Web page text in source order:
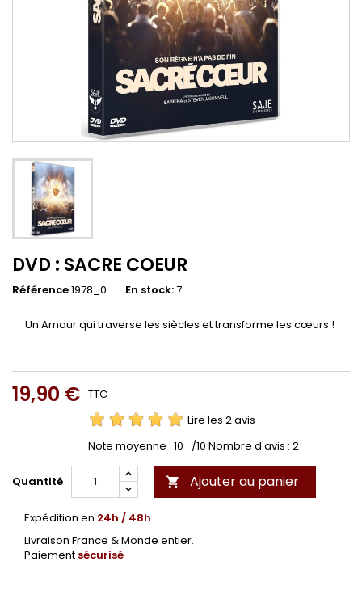
DVD : SACRE COEUR
Référence1978_0 En stock:7
Un Amour qui traverse les siècles et transforme les cœurs !
19,90 € TTC
Lire les 2 avis
Note moyenne : 10 /10 Nombre d'avis : 2
Quantité  Ajouter au panier
Expédition en 24h / 48h.
Livraison France & Monde entier.
Paiement sécurisé